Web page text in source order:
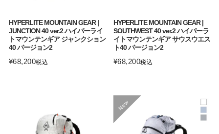
HYPERLITE MOUNTAIN GEAR |
JUNCTION 40 ver.2 ハイパーライ
トマウンテンギア ジャンクション
40 バージョン2
¥68,200税込
HYPERLITE MOUNTAIN GEAR |
SOUTHWEST 40 ver.2 ハイパーラ
イトマウンテンギア サウスウエス
ト40 バージョン2
¥68,200税込